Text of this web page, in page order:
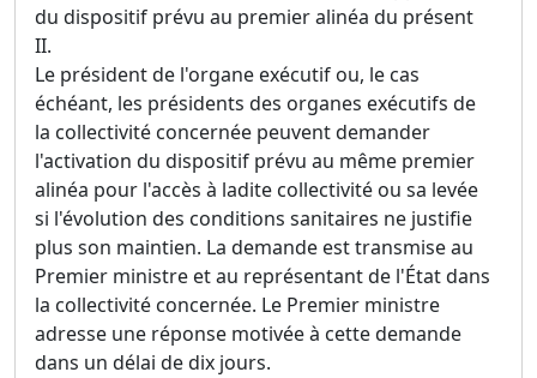
du dispositif prévu au premier alinéa du présent
II.
Le président de l'organe exécutif ou, le cas
échéant, les présidents des organes exécutifs de
la collectivité concernée peuvent demander
l'activation du dispositif prévu au même premier
alinéa pour l'accès à ladite collectivité ou sa levée
si l'évolution des conditions sanitaires ne justifie
plus son maintien. La demande est transmise au
Premier ministre et au représentant de l'État dans
la collectivité concernée. Le Premier ministre
adresse une réponse motivée à cette demande
dans un délai de dix jours.